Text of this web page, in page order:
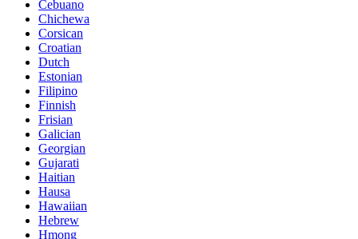
Cebuano
Chichewa
Corsican
Croatian
Dutch
Estonian
Filipino
Finnish
Frisian
Galician
Georgian
Gujarati
Haitian
Hausa
Hawaiian
Hebrew
Hmong